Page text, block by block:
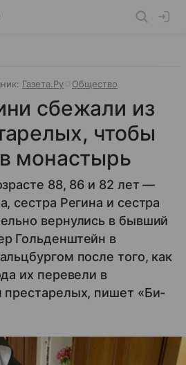
Газета.Ру Общество
сбежали из
чтобы
монастырь
88, 86 и 82 лет —
сестра Регина и сестра
вернулись в бывший
Гольденштейн в
после того, как
их перевели в
престарелых, пишет «Би-